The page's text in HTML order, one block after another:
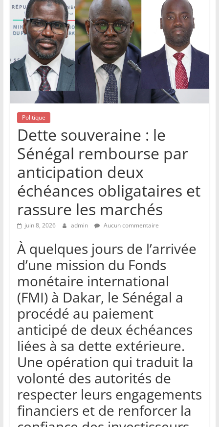
Politique
Dette souveraine : le
Sénégal rembourse par
anticipation deux
échéances obligataires et
rassure les marchés
juin 8, 2026 admin Aucun commentaire
À quelques jours de l’arrivée
d’une mission du Fonds
monétaire international
(FMI) à Dakar, le Sénégal a
procédé au paiement
anticipé de deux échéances
liées à sa dette extérieure.
Une opération qui traduit la
volonté des autorités de
respecter leurs engagements
financiers et de renforcer la